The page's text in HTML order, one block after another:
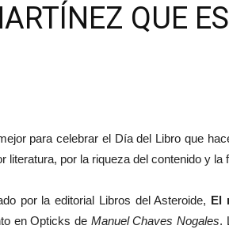
QUE
para celebrar el Día del Libro que
literatura, por la riqueza del contenido y
por la editorial Libros del Asteroide, El
en Opticks de Manuel Chaves Nogales.